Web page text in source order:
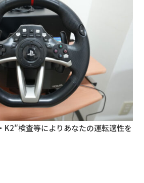
K2″検査等によりあなたの運転適性を